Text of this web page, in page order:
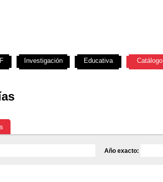
Año exacto:
Investigación Educativa Catálogo